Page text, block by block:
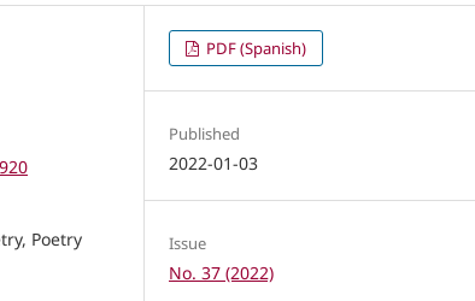
Poetry
PDF (Spanish)
Published
2022-01-03
Issue
No. 37 (2022)